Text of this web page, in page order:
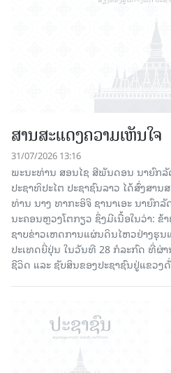
ສານສະແດງຄວາມເຫັນໃຈ
31/07/2026 13:16
ພະນະທ່ານ ສອນໄຊ ສີພັນດອນ ນາຍົກ
ປະຊາທິປະໄຕ ປະຊາຊົນລາວ ໄດ້ສົ່ງສານ
ທ່ານ ນາງ ທາກະອິຈິ ຊານາເອະ ນາຍົ
ນະຄອນຫຼວງໂຕກຽວ ຊຶ່ງມີເນື້ອໃນວ່າ: ຂ້
ຊາບຂ່າວເຫດການແຜ່ນດິນໄຫວຢ່າງຮຸນ
ປະເທດຍີ່ປຸ່ນ ໃນວັນທີ 28 ກໍລະກົດ ທີ່ຜ່າ
ຊີວິດ ແລະ ຊັບສິນຂອງປະຊາຊົນຢູ່ແຂວງ